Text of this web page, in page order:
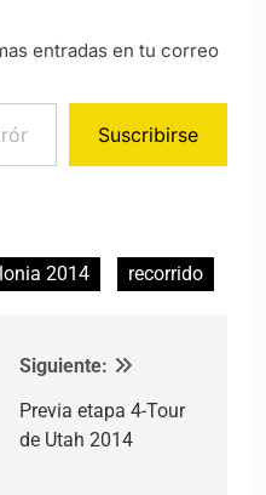
entradas en tu correo
Suscribirse
2014
recorrido
Siguiente:
Previa etapa 4-Tour
de Utah 2014